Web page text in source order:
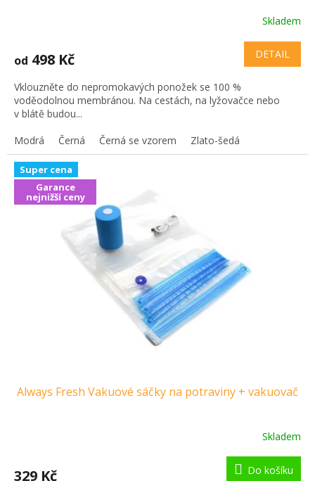
Skladem
od 498 Kč DETAIL
Vklouzněte do nepromokavých ponožek se 100 %
voděodolnou membránou. Na cestách, na lyžovačce nebo
v blátě budou...
Modrá
Černá Černá se vzorem Zlato-šedá
Super cena
Garance
nejnižší ceny
Always Fresh Vakuové sáčky na potraviny + vakuovač
Skladem
329 Kč Do košíku